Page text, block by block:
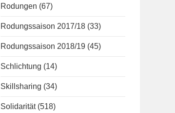
Rodungen (67)
Rodungssaison 2017/18 (33)
Rodungssaison 2018/19 (45)
Schlichtung (14)
Skillsharing (34)
Solidarität (518)